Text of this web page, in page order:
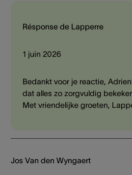
Résponse de Lapperre
1 juin 2026
Bedankt voor je reactie,
dat alles zo zorgvuldig
Met vriendelijke groeten,
Jos Van den Wyngaert